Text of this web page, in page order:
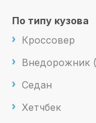
По типу кузова
Кроссовер
Внедорожник
Седан
Хетчбек